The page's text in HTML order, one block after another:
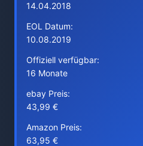
14.04.2018
EOL Datum:
10.08.2019
Offiziell verfügbar:
16 Monate
ebay Preis:
43,99 €
Amazon Preis:
63,95 €